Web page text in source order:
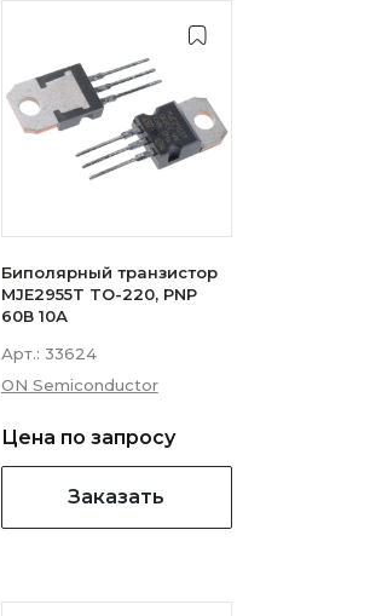
Биполярный транзистор
MJE2955T TO-220, PNP
60В 10А
Арт.: 33624
ON Semiconductor
Цена по запросу
Заказать